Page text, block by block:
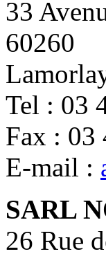
33
60260
Tel : 03
Fax : 03
E-mail :
SARL
26 Rue